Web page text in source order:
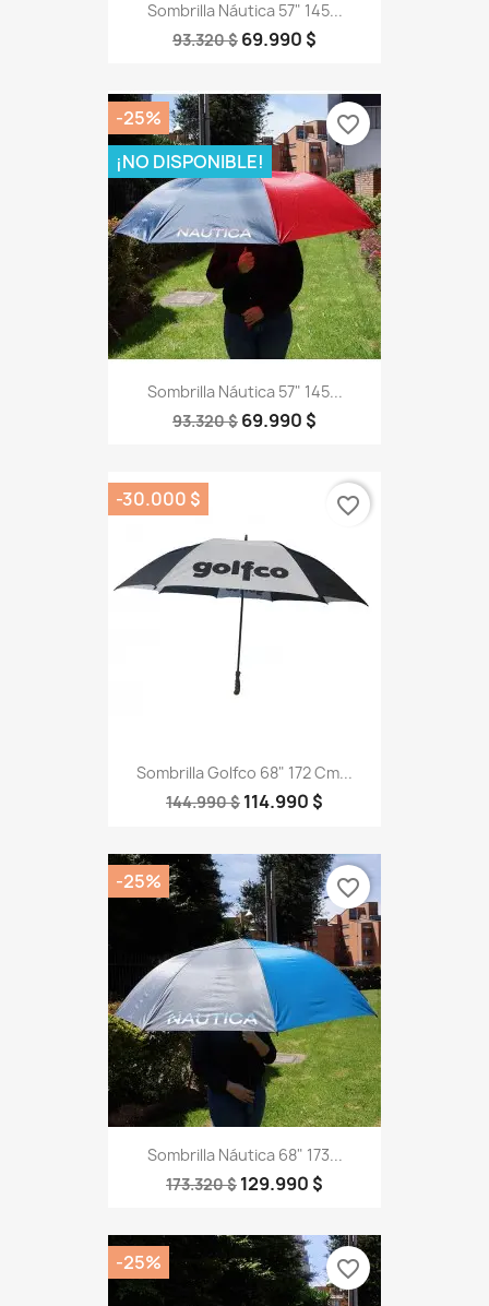
Sombrilla Náutica 57" 145...
93.320 $ 69.990 $
Sombrilla Náutica 57" 145...
93.320 $ 69.990 $
-25%
¡NO DISPONIBLE!
favorite_border
Sombrilla Golfco 68" 172 Cm...
144.990 $ 114.990 $
-30.000 $ favorite_border
Sombrilla Náutica 68" 173...
173.320 $ 129.990 $
-25% favorite_border
-25% favorite_border